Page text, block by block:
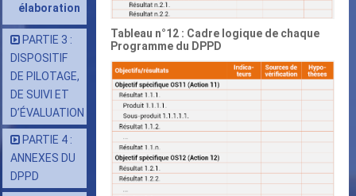
élaboration
PARTIE 3 :
DISPOSITIF
DE PILOTAGE,
DE SUIVI ET
D’ÉVALUATION
PARTIE 4 :
ANNEXES DU
DPPD
Tableau n°12 : Cadre logique de chaque
Programme du DPPD